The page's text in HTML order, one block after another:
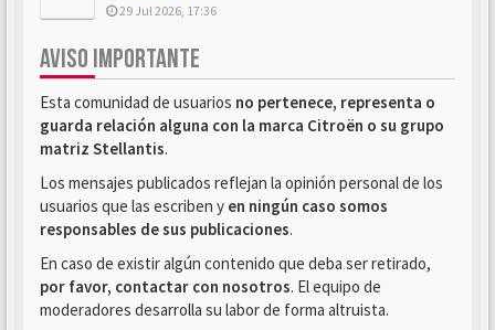
29 Jul 2026, 17:36
AVISO IMPORTANTE
Esta comunidad de usuarios no pertenece, representa o
guarda relación alguna con la marca Citroën o su grupo
matriz Stellantis.
Los mensajes publicados reflejan la opinión personal de los
usuarios que las escriben y en ningún caso somos
responsables de sus publicaciones.
En caso de existir algún contenido que deba ser retirado,
por favor, contactar con nosotros. El equipo de
moderadores desarrolla su labor de forma altruista.